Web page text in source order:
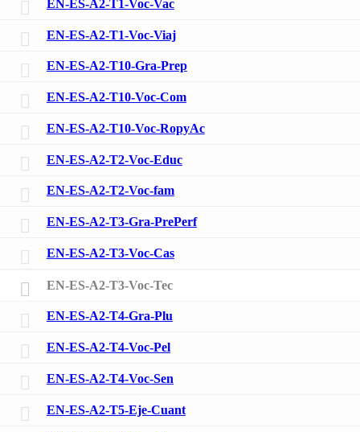
EN-ES-A2-T1-Voc-Vac
EN-ES-A2-T1-Voc-Viaj
EN-ES-A2-T10-Gra-Prep
EN-ES-A2-T10-Voc-Com
EN-ES-A2-T10-Voc-RopyAc
EN-ES-A2-T2-Voc-Educ
EN-ES-A2-T2-Voc-fam
EN-ES-A2-T3-Gra-PrePerf
EN-ES-A2-T3-Voc-Cas
EN-ES-A2-T3-Voc-Tec
EN-ES-A2-T4-Gra-Plu
EN-ES-A2-T4-Voc-Pel
EN-ES-A2-T4-Voc-Sen
EN-ES-A2-T5-Eje-Cuant